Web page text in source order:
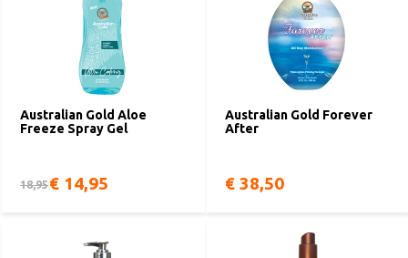
Australian Gold Aloe
Freeze Spray Gel
18,95€ 14,95
Australian Gold Forever
After
€ 38,50